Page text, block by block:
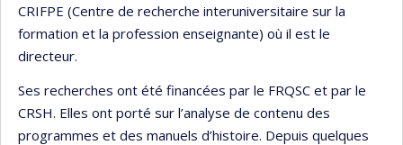
CRIFPE (Centre de recherche interuniversitaire sur la
formation et la profession enseignante) où il est le
directeur.
Ses recherches ont été financées par le FRQSC et par le
CRSH. Elles ont porté sur l’analyse de contenu des
programmes et des manuels d’histoire. Depuis quelques